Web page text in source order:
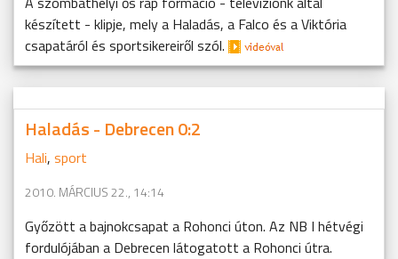
készített - klipje, mely a Haladás, a Falco és a Viktória
csapatáról és sportsikereiről szól.
Haladás - Debrecen 0:2
Hali, sport
2010. MÁRCIUS 22., 14:14
Győzött a bajnokcsapat a Rohonci úton. Az NB I hétvégi
fordulójában a Debrecen látogatott a Rohonci útra.